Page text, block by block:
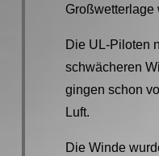
Großwetterlage
Die UL-Piloten
schwächeren
gingen schon
Luft.
Die Winde